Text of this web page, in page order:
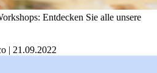
Entdecken Sie alle unsere
| 21.09.2022